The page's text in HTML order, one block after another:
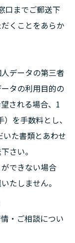
口までご郵送下
くことをあらか
データの第三者
タの利用目的の
される場合、1
を手数料とし、
た書類とあわせ
さい。
できない場合
たしません。
・ご相談につい